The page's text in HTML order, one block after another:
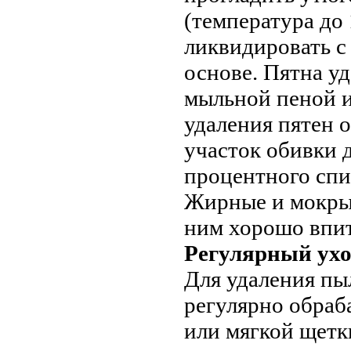
(температура
ликвидировать
основе. Пятна
мыльной пеной
удаления пятен
участок обивки
процентного
Жирные и
ним хорошо
Регулярный
Для удаления
регулярно
или мягкой